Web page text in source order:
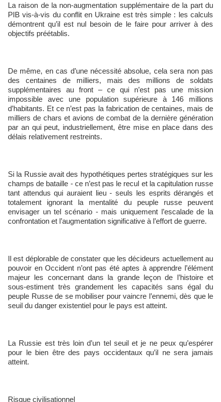
La raison de la non-augmentation supplémentaire de la part du
PIB vis-à-vis du conflit en Ukraine est très simple : les calculs
démontrent qu’il est nul besoin de le faire pour arriver à des
objectifs préétablis.
De même, en cas d’une nécessité absolue, cela sera non pas
des centaines de milliers, mais des millions de soldats
supplémentaires au front – ce qui n’est pas une mission
impossible avec une population supérieure à 146 millions
d’habitants. Et ce n’est pas la fabrication de centaines, mais de
milliers de chars et avions de combat de la dernière génération
par an qui peut, industriellement, être mise en place dans des
délais relativement restreints.
Si la Russie avait des hypothétiques pertes stratégiques sur les
champs de bataille - ce n’est pas le recul et la capitulation russe
tant attendus qui auraient lieu - seuls les esprits dérangés et
totalement ignorant la mentalité du peuple russe peuvent
envisager un tel scénario - mais uniquement l’escalade de la
confrontation et l’augmentation significative à l’effort de guerre.
Il est déplorable de constater que les décideurs actuellement au
pouvoir en Occident n’ont pas été aptes à apprendre l’élément
majeur les concernant dans la grande leçon de l’histoire et
sous-estiment très grandement les capacités sans égal du
peuple Russe de se mobiliser pour vaincre l’ennemi, dès que le
seuil du danger existentiel pour le pays est atteint.
La Russie est très loin d’un tel seuil et je ne peux qu’espérer
pour le bien être des pays occidentaux qu’il ne sera jamais
atteint.
Risque civilisationnel